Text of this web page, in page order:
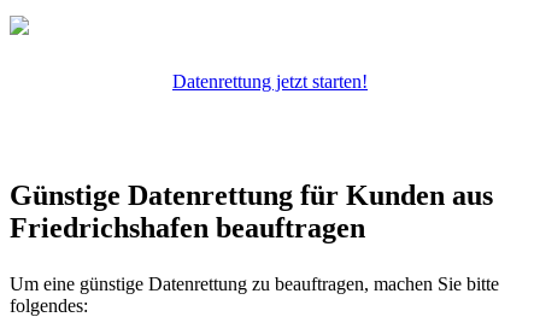
Datenrettung jetzt starten!
Günstige Datenrettung für Kunden aus
Friedrichshafen beauftragen
Um eine günstige Datenrettung zu beauftragen, machen Sie bitte
folgendes: